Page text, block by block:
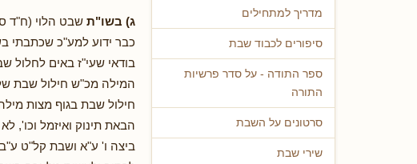
מדריך למתחילים
סיפורים לכבוד שבת
ספר התודה - על סדר פרשיות
התורה
סרטונים על השבת
שירי שבת
ג) בשו"ת שבט הלוי (ח"ד
כבר ידוע למע"כ שכתבתי
בודאי שעי"ז באים לחלול
המילה מכ"ש חילול שבת של
חילול שבת בגוף מצות
הבאת תינוק ואיזמל וכו',
ביצה ו' ע"א ושבת קל"ט ע"ב